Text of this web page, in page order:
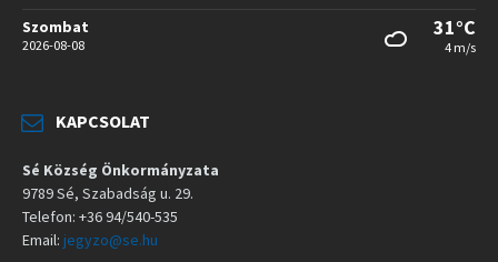
Szombat
2026-08-08
31°C
4 m/s
KAPCSOLAT
Sé Község Önkormányzata
9789 Sé, Szabadság u. 29.
Telefon: +36 94/540-535
Email: jegyzo@se.hu